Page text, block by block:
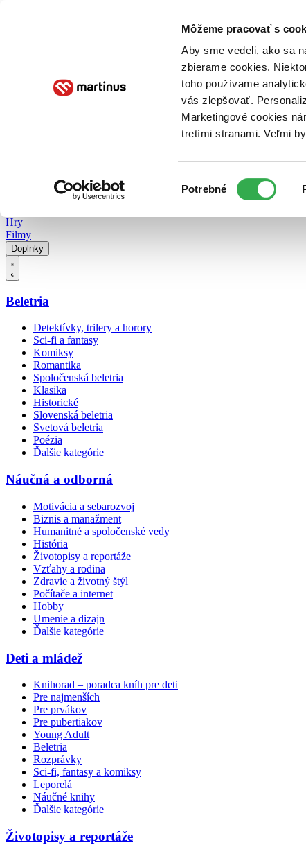
Môžeme pracovať s
Aby sme vedeli, ako sa
zbierame cookies.
toho používame
vás zlepšovať.
Marketingové cookies
tretími stranami. Veľmi
súhlasu
Potrebné
Poukážky Kontakt
Hry
Filmy
Doplnky
Beletria
Detektívky, trilery a horory
Sci-fi a fantasy
Komiksy
Romantika
Spoločenská beletria
Klasika
Historické
Slovenská beletria
Svetová beletria
Poézia
Ďalšie kategórie
Náučná a odborná
Motivácia a sebarozvoj
Biznis a manažment
Humanitné a spoločenské vedy
História
Životopisy a reportáže
Vzťahy a rodina
Zdravie a životný štýl
Počítače a internet
Hobby
Umenie a dizajn
Ďalšie kategórie
Deti a mládež
Knihorad – poradca kníh pre deti
Pre najmenších
Pre prvákov
Pre pubertiakov
Young Adult
Beletria
Rozprávky
Sci-fi, fantasy a komiksy
Leporelá
Náučné knihy
Ďalšie kategórie
Životopisy a reportáže